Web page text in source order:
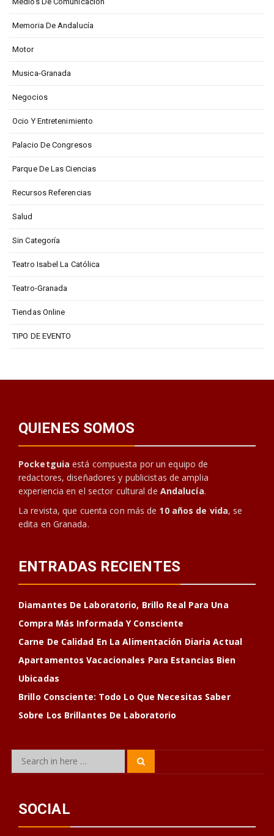
Memoria De Andalucía
Motor
Musica-Granada
Negocios
Ocio Y Entretenimiento
Palacio De Congresos
Parque De Las Ciencias
Recursos Referencias
Salud
Sin Categoría
Teatro Isabel La Católica
Teatro-Granada
Tiendas Online
TIPO DE EVENTO
QUIENES SOMOS
Pocketguia está compuesta por un equipo de
redactores, diseñadores y publicistas de amplia
experiencia en el sector cultural de Andalucía.
La revista, que cuenta con más de 10 años de vida, se
edita en Granada.
ENTRADAS RECIENTES
Diamantes De Laboratorio, Brillo Real Para Una
Compra Más Informada Y Consciente
Carne De Calidad En La Alimentación Diaria Actual
Apartamentos Vacacionales Para Estancias Bien
Ubicadas
Brillo Consciente: Todo Lo Que Necesitas Saber
Sobre Los Brillantes De Laboratorio
Search
SOCIAL